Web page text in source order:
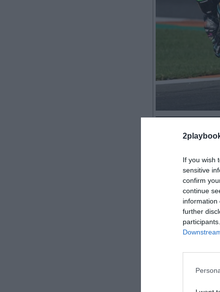
If you wish
sensitive
confirm
continue
information
further
Una de las
Más de la
motociclismo
renovar hasta
garantizan la
al podio, y
Franco